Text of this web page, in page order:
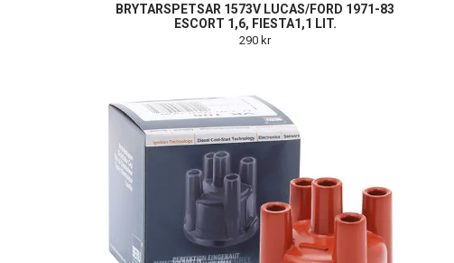
BRYTARSPETSAR 1573V LUCAS/FORD 1971-83
ESCORT 1,6, FIESTA1,1 LIT.
290 kr